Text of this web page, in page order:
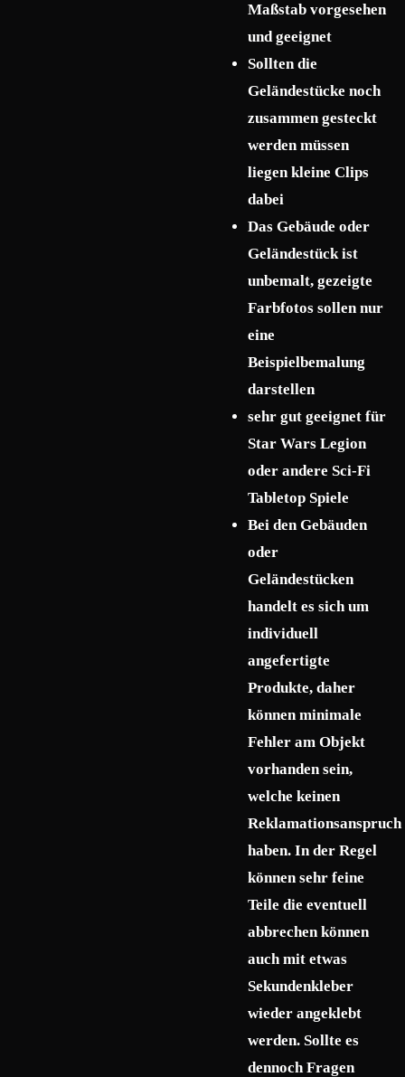
Maßstab vorgesehen
und geeignet
Sollten die
Geländestücke noch
zusammen gesteckt
werden müssen
liegen kleine Clips
dabei
Das Gebäude oder
Geländestück ist
unbemalt, gezeigte
Farbfotos sollen nur
eine
Beispielbemalung
darstellen
sehr gut geeignet für
Star Wars Legion
oder andere Sci-Fi
Tabletop Spiele
Bei den Gebäuden
oder
Geländestücken
handelt es sich um
individuell
angefertigte
Produkte, daher
können minimale
Fehler am Objekt
vorhanden sein,
welche keinen
Reklamationsanspruch
haben. In der Regel
können sehr feine
Teile die eventuell
abbrechen können
auch mit etwas
Sekundenkleber
wieder angeklebt
werden. Sollte es
dennoch Fragen